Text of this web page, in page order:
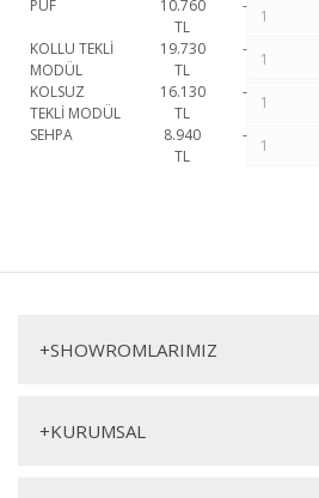
PUF
10.760
TL
-
KOLLU TEKLİ
MODÜL
19.730
TL
-
KOLSUZ
TEKLİ MODÜL
16.130
TL
-
SEHPA
8.940
TL
-
Viral Koltuk Takımı
+SHOWROMLARIMIZ
+KURUMSAL